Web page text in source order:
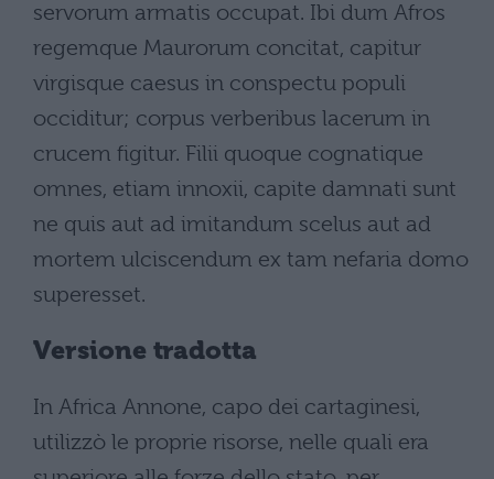
servorum armatis occupat. Ibi dum Afros
regemque Maurorum concitat, capitur
virgisque caesus in conspectu populi
occiditur; corpus verberibus lacerum in
crucem figitur. Filii quoque cognatique
omnes, etiam innoxii, capite damnati sunt
ne quis aut ad imitandum scelus aut ad
mortem ulciscendum ex tam nefaria domo
superesset.
Versione tradotta
In Africa Annone, capo dei cartaginesi,
utilizzò le proprie risorse, nelle quali era